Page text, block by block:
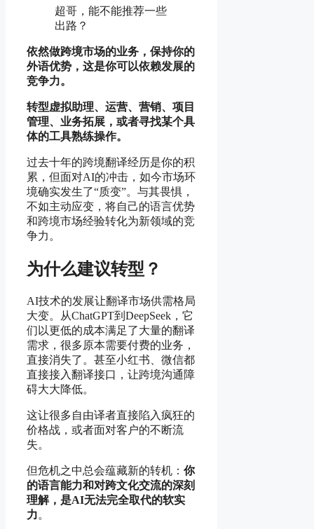
超哥，能不能推荐一些
出路？
依然做跨境市场的业务，保持你的
外语优势，这是你可以依赖发展的
竞争力。
转型虚拟助理、运营、营销、项目
管理、业务拓展，或者寻找某个具
体的工具熟练操作。
过去十年的跨境翻译经历是你的积
累，但面对AI的冲击，如今市场环
境确实发生了“质变”。与其畏惧，
不如主动应变，将自己的语言优势
和跨境市场经验转化为新领域的竞
争力。
为什么建议转型？
AI技术的发展让翻译市场供需格局
大变。从ChatGPT到DeepSeek，它
们以更低的成本满足了大量的翻译
需求，很多原本需要付费的业务，
直接消失了。甚至小红书、微信都
直接接入翻译接口，让跨境沟通障
碍大大降低。
这让很多自由译者直接陷入疯狂的
价格战，或者面对客户的不断流
失。
但危机之中总会蕴藏新的转机： 你
的语言能力和对跨文化交流的深刻
理解，是AI无法完全取代的软实
力。